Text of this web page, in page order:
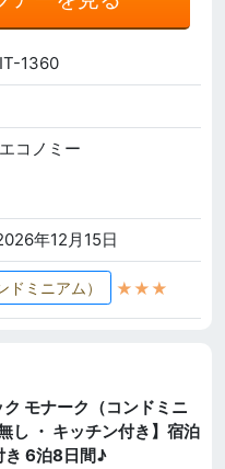
1360
エコノミー
年12月15日
ミニアム） ★★★
モナーク（コンドミニ
し ・ キッチン付き】宿泊
き 6泊8日間♪